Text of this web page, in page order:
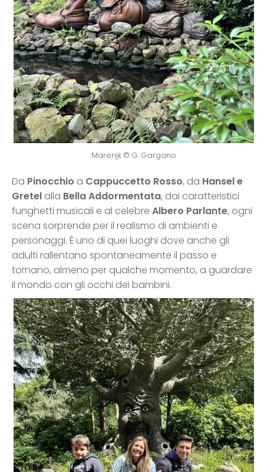
Marerijk © G. Gargano
Da Pinocchio a Cappuccetto Rosso, da Hansel e
Gretel alla Bella Addormentata, dai caratteristici
funghetti musicali e al celebre Albero Parlante, ogni
scena sorprende per il realismo di ambienti e
personaggi. È uno di quei luoghi dove anche gli
adulti rallentano spontaneamente il passo e
tornano, almeno per qualche momento, a guardare
il mondo con gli occhi dei bambini.